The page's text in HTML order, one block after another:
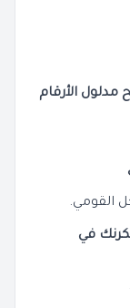
الأرقام
القومي.
في